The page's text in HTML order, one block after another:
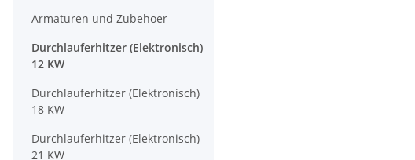
Armaturen und Zubehoer
Durchlauferhitzer (Elektronisch)
12 KW
Durchlauferhitzer (Elektronisch)
18 KW
Durchlauferhitzer (Elektronisch)
21 KW